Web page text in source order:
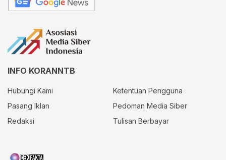
INFO KORANNTB
Hubungi Kami
Ketentuan Pengguna
Pasang Iklan
Pedoman Media Siber
Redaksi
Tulisan Berbayar